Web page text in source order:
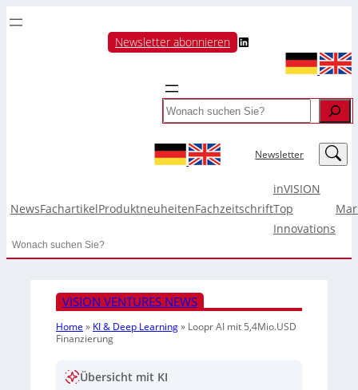
Newsletter abonnieren LinkedIn
Search
Newsletter LinkedIn
NewsFachartikelProduktneuheitenFachzeitschrift
inVISION
Top
Innovations
Search
VISION VENTURES NEWS
Home » KI & Deep Learning» Loopr AI mit 5,4Mio.USD
Finanzierung
Übersicht mit KI